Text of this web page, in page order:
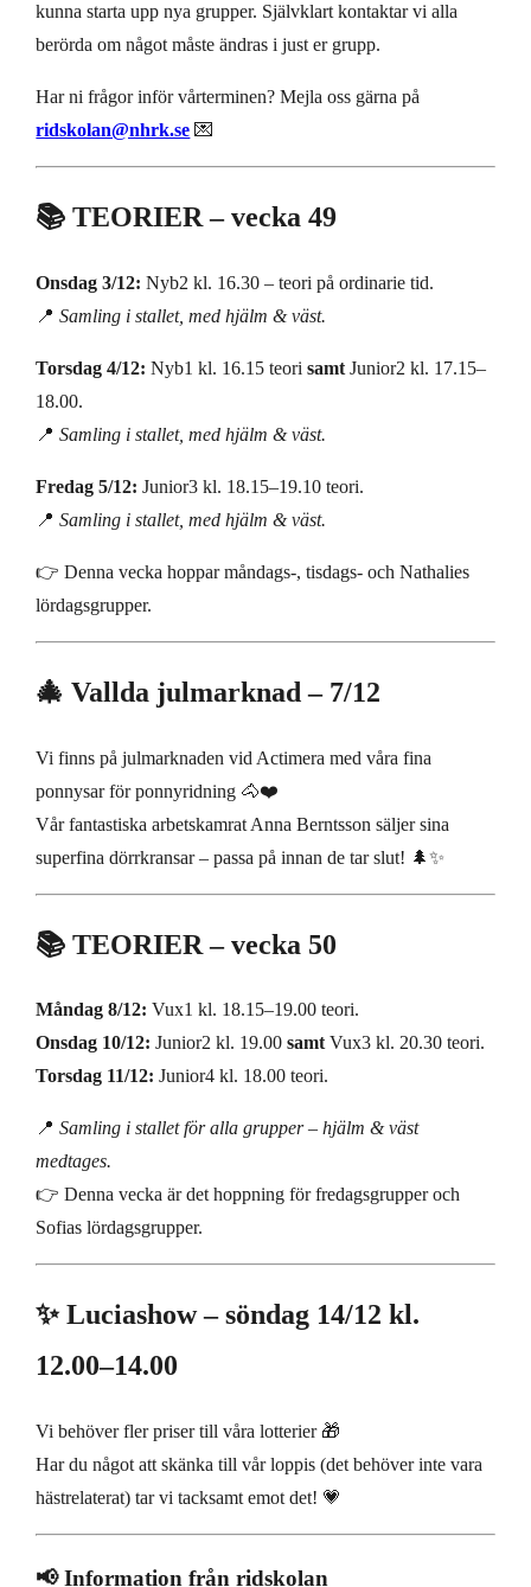
kunna starta upp nya grupper. Självklart kontaktar vi alla
berörda om något måste ändras i just er grupp.
Har ni frågor inför vårterminen? Mejla oss gärna på
ridskolan@nhrk.se 💌
📚 TEORIER – vecka 49
Onsdag 3/12: Nyb2 kl. 16.30 – teori på ordinarie tid.
📍Samling i stallet, med hjälm & väst.
Torsdag 4/12: Nyb1 kl. 16.15 teorisamt Junior2 kl. 17.15–
18.00.
📍Samling i stallet, med hjälm & väst.
Fredag 5/12: Junior3 kl. 18.15–19.10 teori.
📍Samling i stallet, med hjälm & väst.
👉 Denna vecka hoppar måndags-, tisdags- och Nathalies
lördagsgrupper.
🎄 Vallda julmarknad – 7/12
Vi finns på julmarknaden vid Actimera med våra fina
ponnysar för ponnyridning 🐴❤️
Vår fantastiska arbetskamrat Anna Berntsson säljer sina
superfina dörrkransar – passa på innan de tar slut! 🌲✨
📚 TEORIER – vecka 50
Måndag 8/12: Vux1 kl. 18.15–19.00 teori.
Onsdag 10/12: Junior2 kl. 19.00samtVux3 kl. 20.30 teori.
Torsdag 11/12: Junior4 kl. 18.00 teori.
📍Samling i stallet för alla grupper – hjälm & väst
medtages.
👉 Denna vecka är det hoppning för fredagsgrupper och
Sofias lördagsgrupper.
✨ Luciashow – söndag 14/12 kl.
12.00–14.00
Vi behöver fler priser till våra lotterier 🎁
Har du något att skänka till vår loppis (det behöver inte vara
hästrelaterat) tar vi tacksamt emot det! 💗
📢 Information från ridskolan